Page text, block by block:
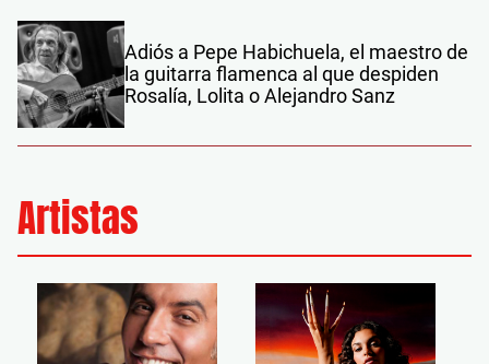
Adiós a Pepe Habichuela, el maestro de
la guitarra flamenca al que despiden
Rosalía, Lolita o Alejandro Sanz
Artistas